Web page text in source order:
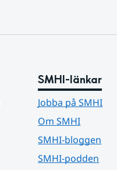
SMHI-länkar
Jobba på SMHI
Om SMHI
SMHI-bloggen
SMHI-podden